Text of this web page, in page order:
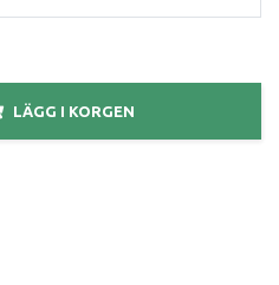
LÄGG I KORGEN